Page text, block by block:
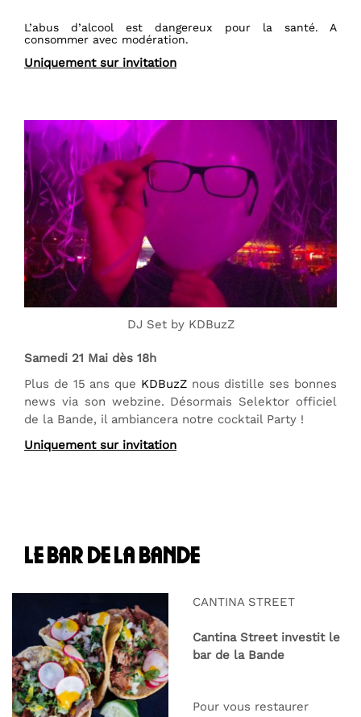
L’abus d’alcool est dangereux pour la santé. A
consommer avec modération.
Uniquement sur invitation
DJ Set by KDBuzZ
Samedi 21 Mai dès 18h
Plus de 15 ans que KDBuzZnous distille ses bonnes
news via son webzine. Désormais Selektor officiel
de la Bande, il ambiancera notre cocktail Party !
Uniquement sur invitation
le bar de la bande
CANTINA STREET
Cantina Street investit le
bar de la Bande
Pour vous restaurer